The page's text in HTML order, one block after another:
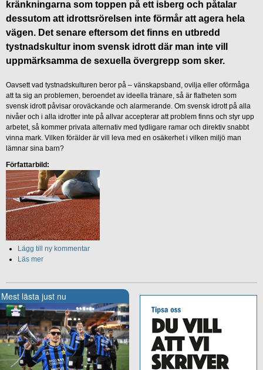
kränkningarna som toppen på ett isberg och påtalar
dessutom att idrottsrörelsen inte förmår att agera hela
vägen. Det senare eftersom det finns en utbredd
tystnadskultur inom svensk idrott där man inte vill
uppmärksamma de sexuella övergrepp som sker.
Oavsett vad tystnadskulturen beror på – vänskapsband, ovilja eller oförmåga
att ta sig an problemen, beroendet av ideella tränare, så är flatheten som
svensk idrott påvisar oroväckande och alarmerande. Om svensk idrott på alla
nivåer och i alla idrotter inte på allvar accepterar att problem finns och styr upp
arbetet, så kommer privata alternativ med tydligare ramar och direktiv snabbt
vinna mark. Vilken förälder är vill leva med en osäkerhet i vilken miljö man
lämnar sina barn?
Författarbild:
Lägg till ny kommentar
Läs mer
Mest lästa just nu